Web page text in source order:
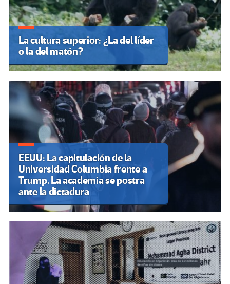
La cultura superior: ¿La del líder
o la del matón?
EEUU: La capitulación de la
Universidad Columbia frente a
Trump. La academia se postra
ante la dictadura